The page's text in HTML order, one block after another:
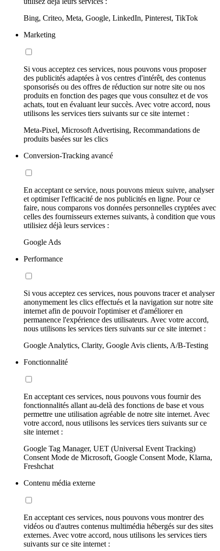
Bing, Criteo, Meta, Google, LinkedIn, Pinterest, TikTok
Marketing
Si vous acceptez ces services, nous pouvons vous proposer
des publicités adaptées à vos centres d'intérêt, des contenus
sponsorisés ou des offres de réduction sur notre site ou nos
produits en fonction des pages que vous consultez et de vos
achats, tout en évaluant leur succès. Avec votre accord, nous
utilisons les services tiers suivants sur ce site internet :
Meta-Pixel, Microsoft Advertising, Recommandations de
produits basées sur les clics
Conversion-Tracking avancé
En acceptant ce service, nous pouvons mieux suivre, analyser
et optimiser l'efficacité de nos publicités en ligne. Pour ce
faire, nous comparons vos données personnelles cryptées avec
celles des fournisseurs externes suivants, à condition que vous
utilisiez déjà leurs services :
Google Ads
Performance
Si vous acceptez ces services, nous pouvons tracer et analyser
anonymement les clics effectués et la navigation sur notre site
internet afin de pouvoir l'optimiser et d'améliorer en
permanence l'expérience des utilisateurs. Avec votre accord,
nous utilisons les services tiers suivants sur ce site internet :
Google Analytics, Clarity, Google Avis clients, A/B-Testing
Fonctionnalité
En acceptant ces services, nous pouvons vous fournir des
fonctionnalités allant au-delà des fonctions de base et vous
permettre une utilisation agréable de notre site internet. Avec
votre accord, nous utilisons les services tiers suivants sur ce
site internet :
Google Tag Manager, UET (Universal Event Tracking)
Consent Mode de Microsoft, Google Consent Mode, Klarna,
Freshchat
Contenu média externe
En acceptant ces services, nous pouvons vous montrer des
vidéos ou d'autres contenus multimédia hébergés sur des sites
externes. Avec votre accord, nous utilisons les services tiers
suivants sur ce site internet :